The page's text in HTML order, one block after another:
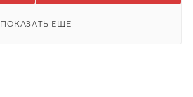
ПОКАЗАТЬ ЕЩЕ